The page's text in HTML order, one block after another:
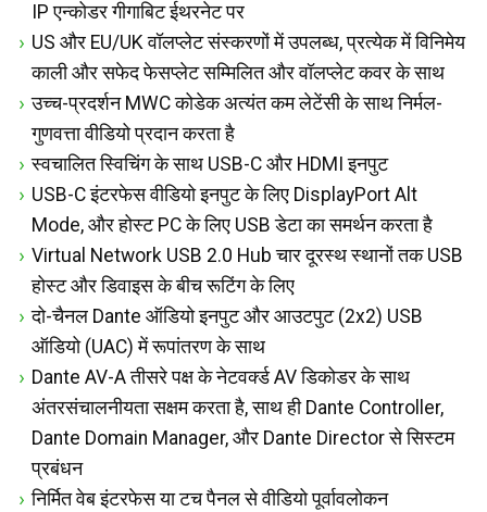
IP एन्कोडर गीगाबिट ईथरनेट पर
US और EU/UK वॉलप्लेट संस्करणों में उपलब्ध, प्रत्येक में विनिमेय
काली और सफेद फेसप्लेट सम्मिलित और वॉलप्लेट कवर के साथ
उच्च-प्रदर्शन MWC कोडेक अत्यंत कम लेटेंसी के साथ निर्मल-
गुणवत्ता वीडियो प्रदान करता है
स्वचालित स्विचिंग के साथ USB-C और HDMI इनपुट
USB-C इंटरफेस वीडियो इनपुट के लिए DisplayPort Alt
Mode, और होस्ट PC के लिए USB डेटा का समर्थन करता है
Virtual Network USB 2.0 Hub चार दूरस्थ स्थानों तक USB
होस्ट और डिवाइस के बीच रूटिंग के लिए
दो-चैनल Dante ऑडियो इनपुट और आउटपुट (2x2) USB
ऑडियो (UAC) में रूपांतरण के साथ
Dante AV-A तीसरे पक्ष के नेटवर्क्ड AV डिकोडर के साथ
अंतरसंचालनीयता सक्षम करता है, साथ ही Dante Controller,
Dante Domain Manager, और Dante Director से सिस्टम
प्रबंधन
निर्मित वेब इंटरफेस या टच पैनल से वीडियो पूर्वावलोकन